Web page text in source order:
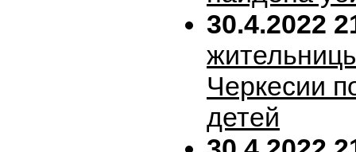
30.4.2022
Черкесии
детей